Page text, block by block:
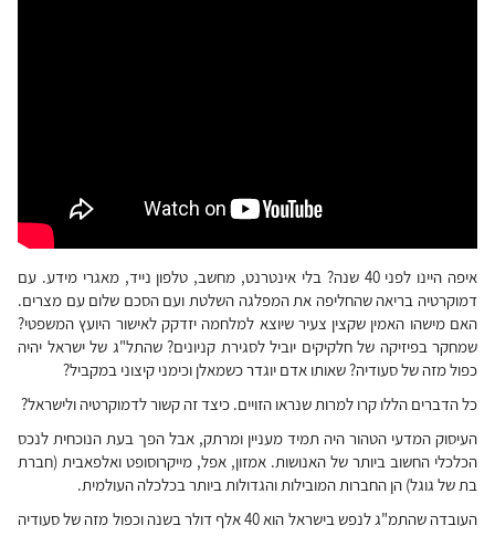
איפה היינו לפני 40 שנה? בלי אינטרנט, מחשב, טלפון נייד, מאגרי מידע. עם
דמוקרטיה בריאה שהחליפה את המפלגה השלטת ועם הסכם שלום עם מצרים.
האם מישהו האמין שקצין צעיר שיוצא למלחמה יזדקק לאישור היועץ המשפטי?
שמחקר בפיזיקה של חלקיקים יוביל לסגירת קניונים? שהתל"ג של ישראל יהיה
כפול מזה של סעודיה? שאותו אדם יוגדר כשמאלן וכימני קיצוני במקביל?
כל הדברים הללו קרו למרות שנראו הזויים. כיצד זה קשור לדמוקרטיה ולישראל?
העיסוק המדעי הטהור היה תמיד מעניין ומרתק, אבל הפך בעת הנוכחית לנכס
הכלכלי החשוב ביותר של האנושות. אמזון, אפל, מייקרוסופט ואלפאבית (חברת
בת של גוגל) הן החברות המובילות והגדולות ביותר בכלכלה העולמית.
העובדה שהתמ"ג לנפש בישראל הוא 40 אלף דולר בשנה וכפול מזה של סעודיה